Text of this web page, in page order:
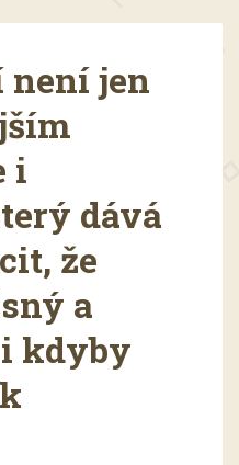
jen
i
dává
že
a
kdyby